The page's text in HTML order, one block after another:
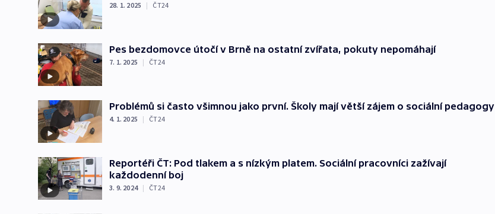
28. 1. 2025 | ČT24
Pes bezdomovce útočí v Brně na ostatní zvířata, pokuty nepomáhají
7. 1. 2025 | ČT24
Problémů si často všimnou jako první. Školy mají větší zájem o sociální pedagogy
4. 1. 2025 | ČT24
Reportéři ČT: Pod tlakem a s nízkým platem. Sociální pracovníci zažívají
každodenní boj
3. 9. 2024 | ČT24